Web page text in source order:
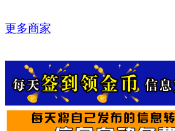
更多商家